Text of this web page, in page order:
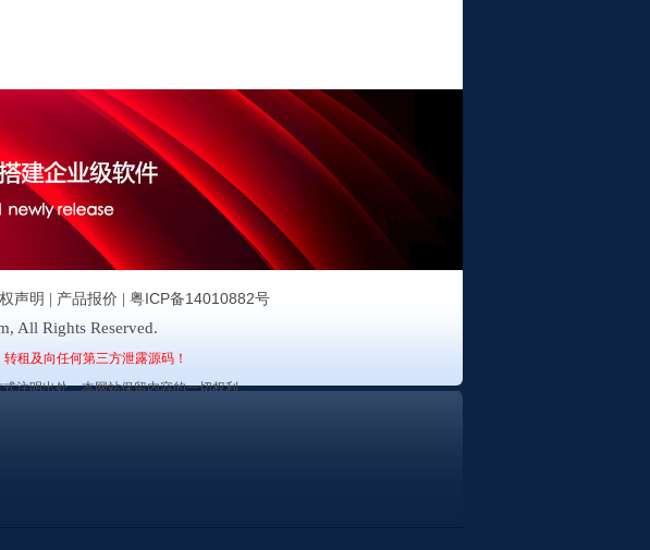
声明 | 产品报价 | 粤ICP备14010882号
All Rights Reserved.
租及向任何第三方泄露源码！
注明出处，本网站保留内容的一切权利。